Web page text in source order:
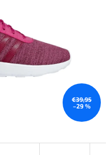
€39,95
–29 %